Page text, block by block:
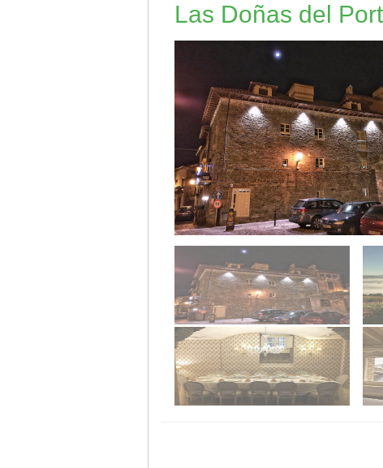
Las Doñas del